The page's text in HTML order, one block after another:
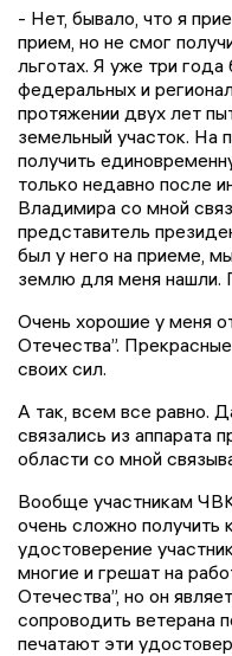
- Нет, бывало, что я
прием, но не смог
льготах. Я уже три
федеральных и
протяжении двух лет
земельный участок. На
получить
только недавно после
Владимира со мной
представитель
был у него на приеме,
землю для меня нашли.
Очень хорошие у меня
Отечества”.
своих сил.
А так, всем все равно.
связались из аппарата
области со мной
Вообще участникам
очень сложно получить
удостоверение
многие и грешат на
Отечества”, но он
сопроводить ветерана
печатают эти